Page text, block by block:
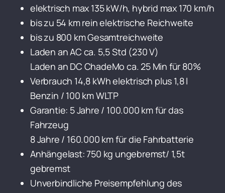
elektrisch max 135 kW/h, hybrid max 170 km/h
bis zu 54 km rein elektrische Reichweite
bis zu 800 km Gesamtreichweite
Laden an AC ca. 5,5 Std (230 V)
Laden an DC ChadeMo ca. 25 Min für 80%
Verbrauch 14,8 kWh elektrisch plus 1,8 l
Benzin / 100 km WLTP
Garantie: 5 Jahre / 100.000 km für das
Fahrzeug
8 Jahre / 160.000 km für die Fahrbatterie
Anhängelast: 750 kg ungebremst/ 1,5t
gebremst
Unverbindliche Preisempfehlung des